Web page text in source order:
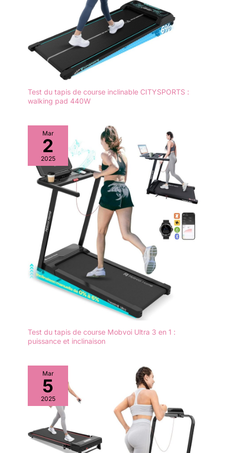
Test du tapis de course inclinable CITYSPORTS :
walking pad 440W
Mar
2
2025
Test du tapis de course Mobvoi Ultra 3 en 1 :
puissance et inclinaison
Mar
5
2025